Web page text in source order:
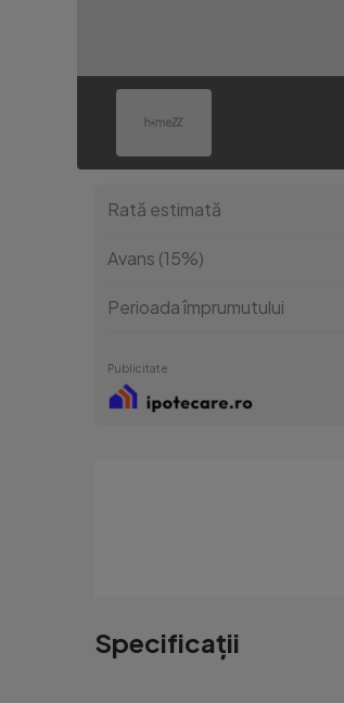
Rată estimată
Avans (15%)
Perioada împrumutului
Publicitate
Specificații